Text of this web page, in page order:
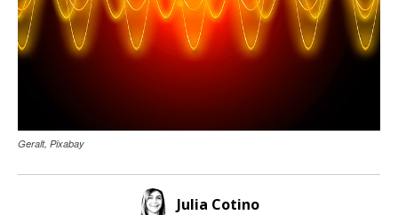
Geralt, Pixabay
Julia Cotino